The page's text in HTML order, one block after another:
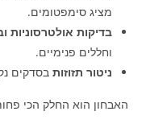
מציג סימפטומים.
בדיקות אולטרסוניות
וחללים פנימיים.
ניטור תזוזות בסדקים
האבחון הוא החלק הכי